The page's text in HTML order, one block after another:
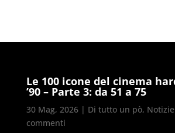
Le 100 icone del cinema
’90 – Parte 3: da 51 a 75
30 Mag, 2026| Di tutto un pò,
commenti